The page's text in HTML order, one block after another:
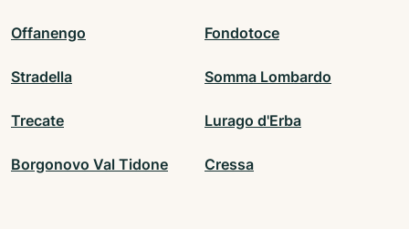
Offanengo Fondotoce
Stradella Somma Lombardo
Trecate Lurago d'Erba
Borgonovo Val Tidone Cressa